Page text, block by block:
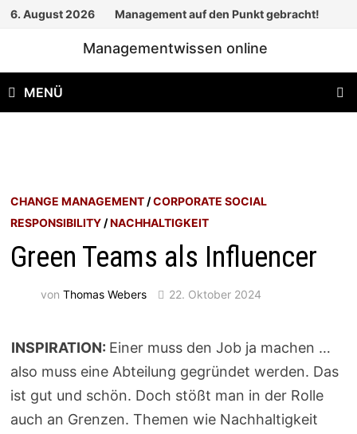
Zum
6. August 2026 Management auf den Punkt gebracht!
Managementwissen online
MENÜ
CHANGE MANAGEMENT /CORPORATE SOCIAL
RESPONSIBILITY /NACHHALTIGKEIT
Green Teams als Influencer
vonThomas Webers 22. Oktober 2024
INSPIRATION: Einer muss den Job ja machen …
also muss eine Abteilung gegründet werden. Das
ist gut und schön. Doch stößt man in der Rolle
auch an Grenzen. Themen wie Nachhaltigkeit